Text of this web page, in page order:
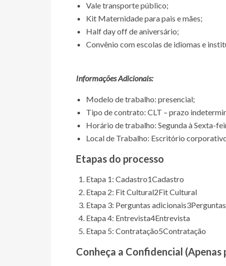
Vale transporte público;
Kit Maternidade para pais e mães;
Half day off de aniversário;
Convênio com escolas de idiomas e
Informações Adicionais:
Modelo de trabalho: presencial;
Tipo de contrato: CLT – prazo
Horário de trabalho: Segunda à Sexta-
Local de Trabalho: Escritório
Etapas do processo
Etapa 1: Cadastro1Cadastro
Etapa 2: Fit Cultural2Fit Cultural
Etapa 3: Perguntas adicionais3
Etapa 4: Entrevista4Entrevista
Etapa 5: Contratação5Contratação
Conheça a Confidencial (Apenas